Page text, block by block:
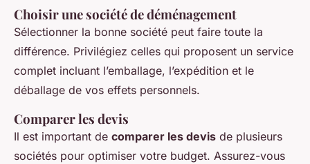
Choisir une société de déménagement
Sélectionner la bonne société peut faire toute la
différence. Privilégiez celles qui proposent un service
complet incluant l’emballage, l’expédition et le
déballage de vos effets personnels.
Comparer les devis
Il est important de comparer les devis de plusieurs
sociétés pour optimiser votre budget. Assurez-vous